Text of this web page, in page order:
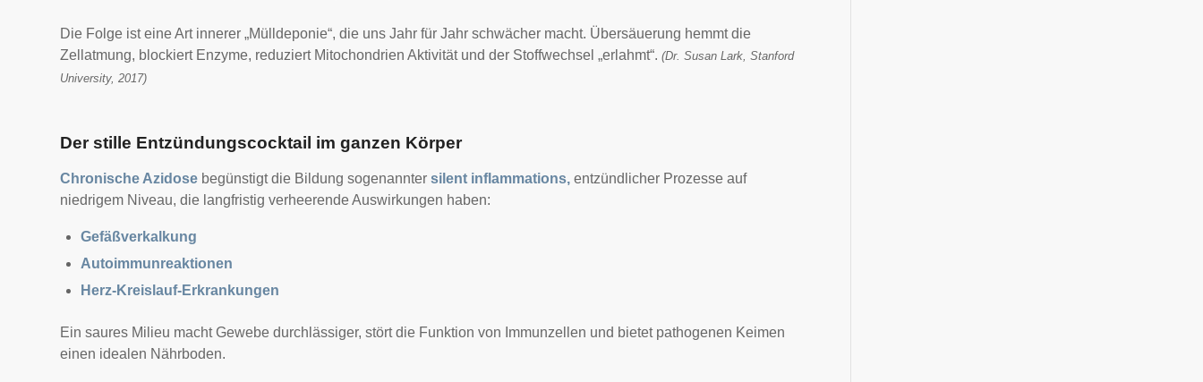
Die Folge ist eine Art innerer „Mülldeponie“, die uns Jahr für Jahr schwächer macht. Übersäuerung hemmt die
Zellatmung, blockiert Enzyme, reduziert Mitochondrien Aktivität und der Stoffwechsel „erlahmt“. (Dr. Susan Lark, Stanford
University, 2017)
Der stille Entzündungscocktail im ganzen Körper
Chronische Azidose begünstigt die Bildung sogenannter silent inflammations, entzündlicher Prozesse auf
niedrigem Niveau, die langfristig verheerende Auswirkungen haben:
Gefäßverkalkung
Autoimmunreaktionen
Herz-Kreislauf-Erkrankungen
Ein saures Milieu macht Gewebe durchlässiger, stört die Funktion von Immunzellen und bietet pathogenen Keimen
einen idealen Nährboden.